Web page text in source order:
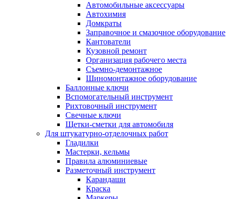
Автомобильные аксессуары
Автохимия
Домкраты
Заправочное и смазочное оборудование
Кантователи
Кузовной ремонт
Организация рабочего места
Съемно-демонтажное
Шиномонтажное оборудование
Баллонные ключи
Вспомогательный инструмент
Рихтовочный инструмент
Свечные ключи
Щетки-сметки для автомобиля
Для штукатурно-отделочных работ
Гладилки
Мастерки, кельмы
Правила алюминиевые
Разметочный инструмент
Карандаши
Краска